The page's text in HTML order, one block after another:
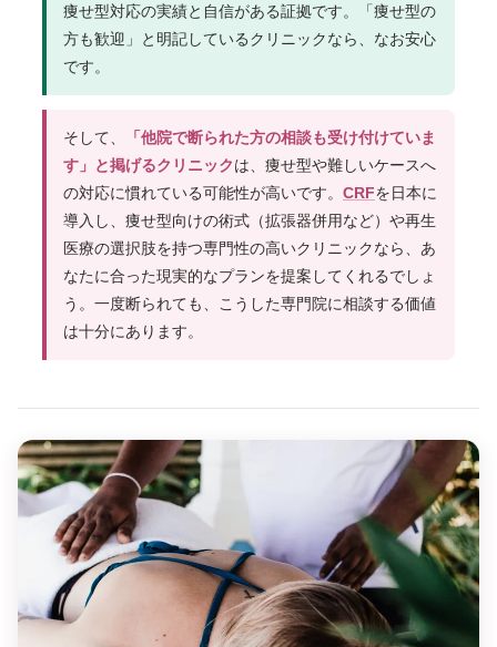
痩せ型対応の実績と自信がある証拠です。「痩せ型の
方も歓迎」と明記しているクリニックなら、なお安心
です。
そして、
「他院で断られた方の相談も受け付けていま
す」と掲げるクリニックは、痩せ型や難しいケースへ
の対応に慣れている可能性が高いです。 CRFを日本に
導入し、痩せ型向けの術式（拡張器併用など）や再生
医療の選択肢を持つ専門性の高いクリニックなら、あ
なたに合った現実的なプランを提案してくれるでしょ
う。一度断られても、こうした専門院に相談する価値
は十分にあります。